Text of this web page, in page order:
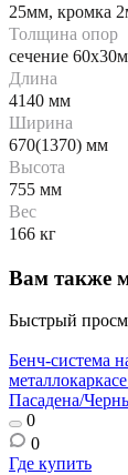
25мм, кромка
Толщина опор
сечение
Длина
4140 мм
Ширина
670(1370) мм
Высота
755 мм
Вес
166 кг
Вам также
Быстрый
Бенч-система
Пасадена/
0
0
Где купить